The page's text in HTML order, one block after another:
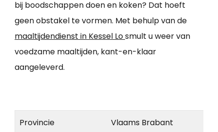
bij boodschappen doen en koken? Dat hoeft
geen obstakel te vormen. Met behulp van de
maaltijdendienst in Kessel Losmult u weer van
voedzame maaltijden, kant-en-klaar
aangeleverd.
Provincie Vlaams Brabant